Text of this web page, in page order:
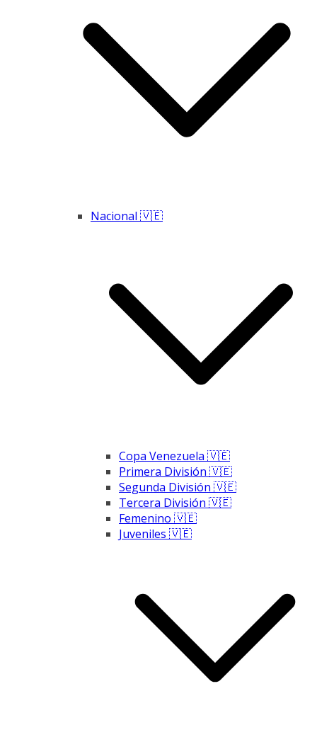
Nacional 🇻🇪
Copa Venezuela 🇻🇪
Primera División 🇻🇪
Segunda División 🇻🇪
Tercera División 🇻🇪
Femenino 🇻🇪
Juveniles 🇻🇪